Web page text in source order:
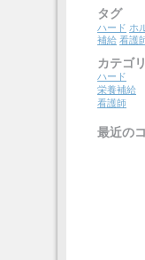
タグ
ハード ホ
補給 看護
カテゴ
ハード
栄養補給
看護師
最近の